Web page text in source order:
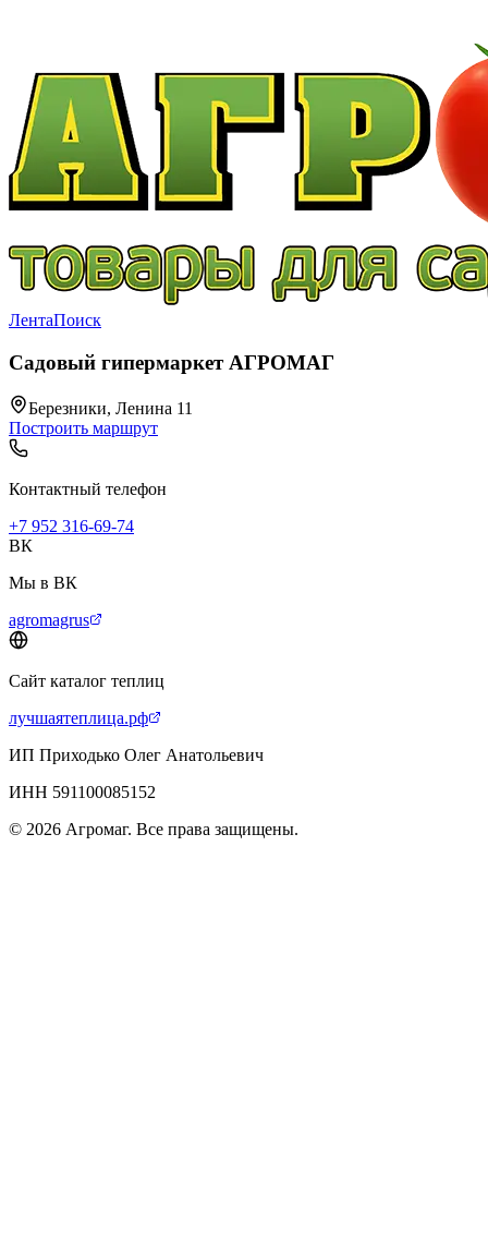
ЛентаПоиск
Садовый гипермаркет АГРОМАГ
Березники, Ленина 11
Построить маршрут
Контактный телефон
+7 952 316-69-74
ВК
Мы в ВК
agromagrus
Сайт каталог теплиц
лучшаятеплица.рф
ИП Приходько Олег Анатольевич
ИНН 591100085152
© 2026 Агромаг. Все права защищены.